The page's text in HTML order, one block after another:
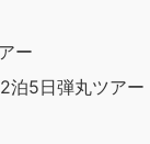
ー
泊5日弾丸ツアー